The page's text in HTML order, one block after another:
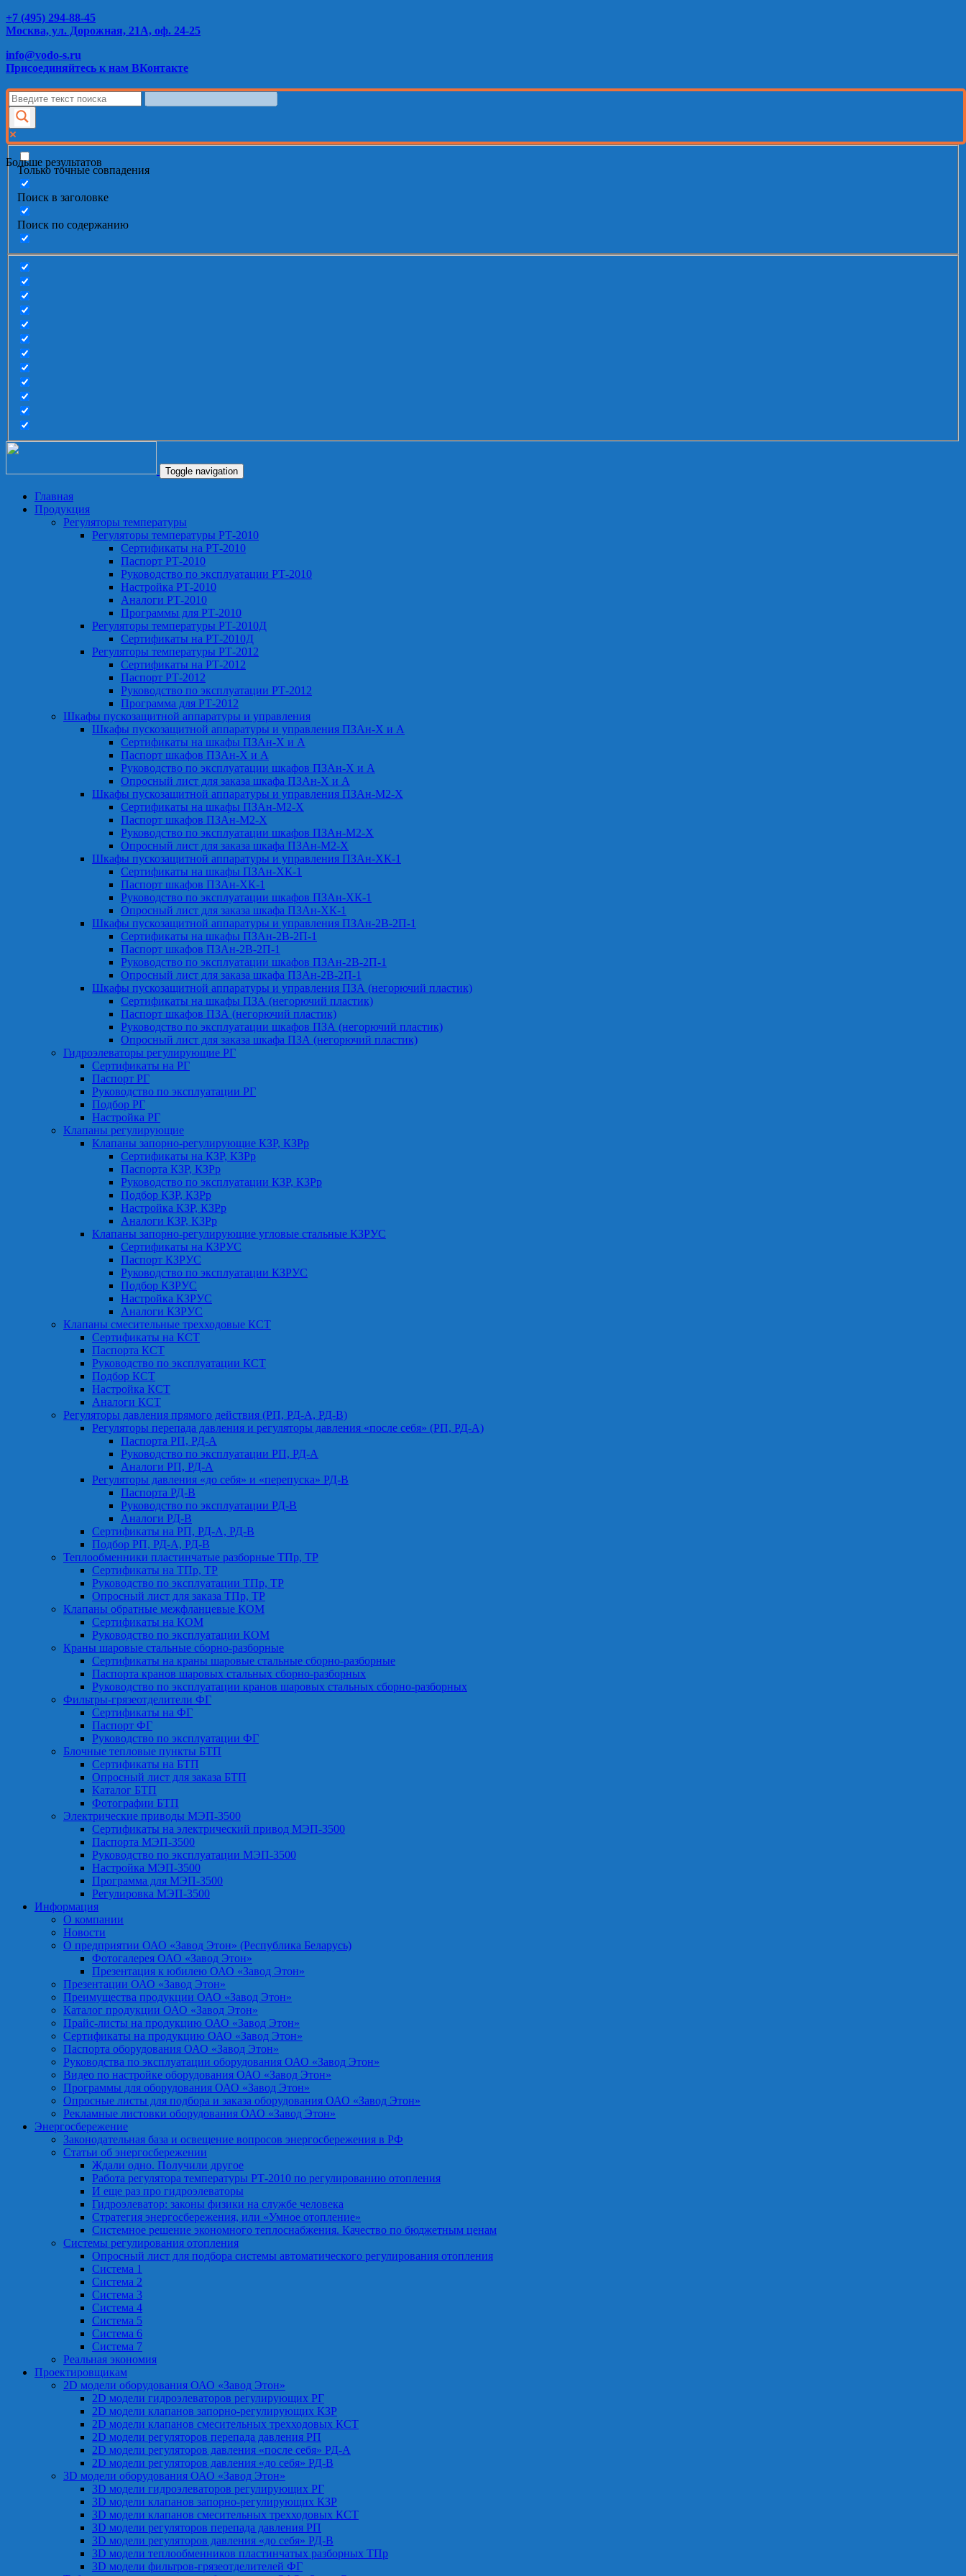
+7 (495) 294-88-45
Москва, ул. Дорожная, 21А, оф. 24-25
info@vodo-s.ru
Присоединяйтесь к нам ВКонтакте
Больше результатов
Только точные совпадения
Поиск в заголовке
Поиск по содержанию
Toggle navigation
Главная
Продукция
Регуляторы температуры
Регуляторы температуры РТ-2010
Сертификаты на РТ-2010
Паспорт РТ-2010
Руководство по эксплуатации РТ-2010
Настройка РТ-2010
Аналоги РТ-2010
Программы для РТ-2010
Регуляторы температуры РТ-2010Д
Сертификаты на РТ-2010Д
Регуляторы температуры РТ-2012
Сертификаты на РТ-2012
Паспорт РТ-2012
Руководство по эксплуатации РТ-2012
Программа для РТ-2012
Шкафы пускозащитной аппаратуры и управления
Шкафы пускозащитной аппаратуры и управления ПЗАн-Х и А
Сертификаты на шкафы ПЗАн-Х и А
Паспорт шкафов ПЗАн-Х и А
Руководство по эксплуатации шкафов ПЗАн-Х и А
Опросный лист для заказа шкафа ПЗАн-Х и А
Шкафы пускозащитной аппаратуры и управления ПЗАн-М2-Х
Сертификаты на шкафы ПЗАн-М2-Х
Паспорт шкафов ПЗАн-М2-Х
Руководство по эксплуатации шкафов ПЗАн-М2-Х
Опросный лист для заказа шкафа ПЗАн-М2-Х
Шкафы пускозащитной аппаратуры и управления ПЗАн-ХК-1
Сертификаты на шкафы ПЗАн-ХК-1
Паспорт шкафов ПЗАн-ХК-1
Руководство по эксплуатации шкафов ПЗАн-ХК-1
Опросный лист для заказа шкафа ПЗАн-ХК-1
Шкафы пускозащитной аппаратуры и управления ПЗАн-2В-2П-1
Сертификаты на шкафы ПЗАн-2В-2П-1
Паспорт шкафов ПЗАн-2В-2П-1
Руководство по эксплуатации шкафов ПЗАн-2В-2П-1
Опросный лист для заказа шкафа ПЗАн-2В-2П-1
Шкафы пускозащитной аппаратуры и управления ПЗА (негорючий пластик)
Сертификаты на шкафы ПЗА (негорючий пластик)
Паспорт шкафов ПЗА (негорючий пластик)
Руководство по эксплуатации шкафов ПЗА (негорючий пластик)
Опросный лист для заказа шкафа ПЗА (негорючий пластик)
Гидроэлеваторы регулирующие РГ
Сертификаты на РГ
Паспорт РГ
Руководство по эксплуатации РГ
Подбор РГ
Настройка РГ
Клапаны регулирующие
Клапаны запорно-регулирующие КЗР, КЗРр
Сертификаты на КЗР, КЗРр
Паспорта КЗР, КЗРр
Руководство по эксплуатации КЗР, КЗРр
Подбор КЗР, КЗРр
Настройка КЗР, КЗРр
Аналоги КЗР, КЗРр
Клапаны запорно-регулирующие угловые стальные КЗРУС
Сертификаты на КЗРУС
Паспорт КЗРУС
Руководство по эксплуатации КЗРУС
Подбор КЗРУС
Настройка КЗРУС
Аналоги КЗРУС
Клапаны смесительные трехходовые КСТ
Сертификаты на КСТ
Паспорта КСТ
Руководство по эксплуатации КСТ
Подбор КСТ
Настройка КСТ
Аналоги КСТ
Регуляторы давления прямого действия (РП, РД-А, РД-В)
Регуляторы перепада давления и регуляторы давления «после себя» (РП, РД-А)
Паспорта РП, РД-А
Руководство по эксплуатации РП, РД-А
Аналоги РП, РД-А
Регуляторы давления «до себя» и «перепуска» РД-В
Паспорта РД-В
Руководство по эксплуатации РД-В
Аналоги РД-В
Сертификаты на РП, РД-А, РД-В
Подбор РП, РД-А, РД-В
Теплообменники пластинчатые разборные ТПр, ТР
Сертификаты на ТПр, ТР
Руководство по эксплуатации ТПр, ТР
Опросный лист для заказа ТПр, ТР
Клапаны обратные межфланцевые КОМ
Сертификаты на КОМ
Руководство по эксплуатации КОМ
Краны шаровые стальные сборно-разборные
Сертификаты на краны шаровые стальные сборно-разборные
Паспорта кранов шаровых стальных сборно-разборных
Руководство по эксплуатации кранов шаровых стальных сборно-разборных
Фильтры-грязеотделители ФГ
Сертификаты на ФГ
Паспорт ФГ
Руководство по эксплуатации ФГ
Блочные тепловые пункты БТП
Сертификаты на БТП
Опросный лист для заказа БТП
Каталог БТП
Фотографии БТП
Электрические приводы МЭП-3500
Сертификаты на электрический привод МЭП-3500
Паспорта МЭП-3500
Руководство по эксплуатации МЭП-3500
Настройка МЭП-3500
Программа для МЭП-3500
Регулировка МЭП-3500
Информация
О компании
Новости
О предприятии ОАО «Завод Этон» (Республика Беларусь)
Фотогалерея ОАО «Завод Этон»
Презентация к юбилею ОАО «Завод Этон»
Презентации ОАО «Завод Этон»
Преимущества продукции ОАО «Завод Этон»
Каталог продукции ОАО «Завод Этон»
Прайс-листы на продукцию ОАО «Завод Этон»
Сертификаты на продукцию ОАО «Завод Этон»
Паспорта оборудования ОАО «Завод Этон»
Руководства по эксплуатации оборудования ОАО «Завод Этон»
Видео по настройке оборудования ОАО «Завод Этон»
Программы для оборудования ОАО «Завод Этон»
Опросные листы для подбора и заказа оборудования ОАО «Завод Этон»
Рекламные листовки оборудования ОАО «Завод Этон»
Энергосбережение
Законодательная база и освещение вопросов энергосбережения в РФ
Статьи об энергосбережении
Ждали одно. Получили другое
Работа регулятора температуры РТ-2010 по регулированию отопления
И еще раз про гидроэлеваторы
Гидроэлеватор: законы физики на службе человека
Стратегия энергосбережения, или «Умное отопление»
Системное решение экономного теплоснабжения. Качество по бюджетным ценам
Системы регулирования отопления
Опросный лист для подбора системы автоматического регулирования отопления
Система 1
Система 2
Система 3
Система 4
Система 5
Система 6
Система 7
Реальная экономия
Проектировщикам
2D модели оборудования ОАО «Завод Этон»
2D модели гидроэлеваторов регулирующих РГ
2D модели клапанов запорно-регулирующих КЗР
2D модели клапанов смесительных трехходовых КСТ
2D модели регуляторов перепада давления РП
2D модели регуляторов давления «после себя» РД-А
2D модели регуляторов давления «до себя» РД-В
3D модели оборудования ОАО «Завод Этон»
3D модели гидроэлеваторов регулирующих РГ
3D модели клапанов запорно-регулирующих КЗР
3D модели клапанов смесительных трехходовых КСТ
3D модели регуляторов перепада давления РП
3D модели регуляторов давления «до себя» РД-В
3D модели теплообменников пластинчатых разборных ТПр
3D модели фильтров-грязеотделителей ФГ